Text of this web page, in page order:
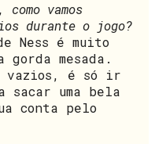
vamos
durante o jogo?
Ness é muito
gorda mesada.
vazios, é só ir
uma bela
conta pelo